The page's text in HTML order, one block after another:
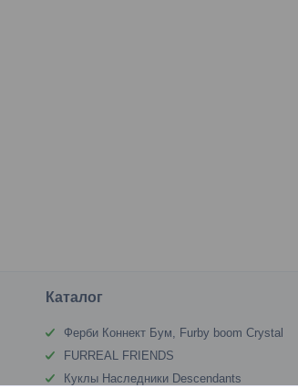
Каталог
Ферби Коннект Бум, Furby boom Crystal
FURREAL FRIENDS
Куклы Наследники Descendants